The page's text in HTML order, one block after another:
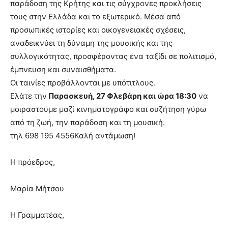
παράδοση της Κρήτης και τις σύγχρονες προκλήσεις
τους στην Ελλάδα και το εξωτερικό. Μέσα από
προσωπικές ιστορίες και οικογενειακές σχέσεις,
αναδεικνύει τη δύναμη της μουσικής και της
συλλογικότητας, προσφέροντας ένα ταξίδι σε πολιτισμό,
έμπνευση και συναισθήματα.
Οι ταινίες προβάλλονται με υπότιτλους.
Ελάτε την Παρασκευή, 27 Φλεβάρη και ώρα 18:30 να
μοιραστούμε μαζί κινηματογράφο και συζήτηση γύρω
από τη ζωή, την παράδοση και τη μουσική.
τηλ 698 195 4556Καλή αντάμωση!
Η πρόεδρος,
Μαρία Μήτσου
Η Γραμματέας,